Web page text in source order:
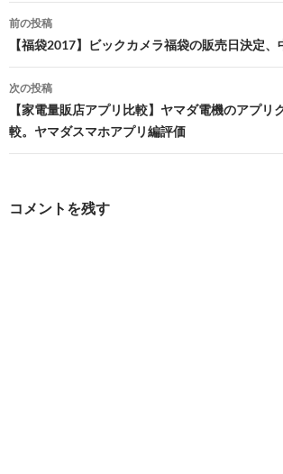
投
稿
ナ
ビ
ゲ
シ
前の投稿
【福袋2017】ビックカメラ福袋の販売日決定、
次の投稿
【家電量販店アプリ比較】ヤマダ電機のアプリ
較。ヤマダスマホアプリ編評価
コメントを残す